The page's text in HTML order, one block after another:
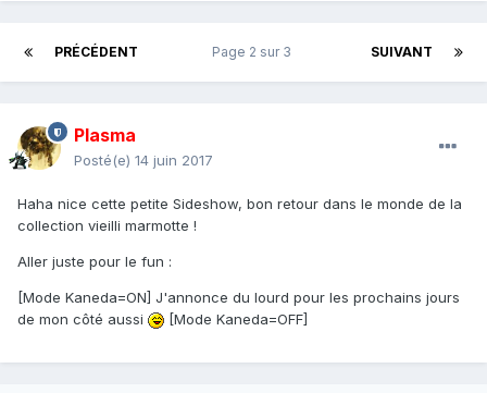
PRÉCÉDENT SUIVANT
Page 2 sur 3
Plasma
Posté(e) 14 juin 2017
Haha nice cette petite Sideshow, bon retour dans le monde de la
collection vieilli marmotte !
Aller juste pour le fun :
[Mode Kaneda=ON] J'annonce du lourd pour les prochains jours
de mon côté aussi
[Mode Kaneda=OFF]